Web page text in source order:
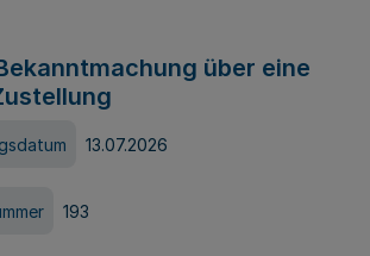
über eine
13.07.2026
193